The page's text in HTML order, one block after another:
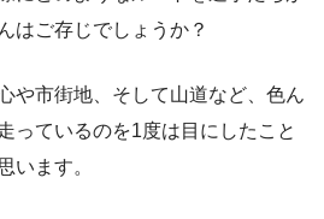
はご存じでしょうか？
や市街地、そして山道など、色ん
っているのを1度は目にしたこと
います。